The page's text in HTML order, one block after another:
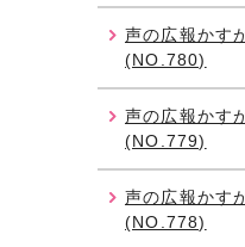
声の広報か
(NO.780)
声の広報か
(NO.779)
声の広報か
(NO.778)